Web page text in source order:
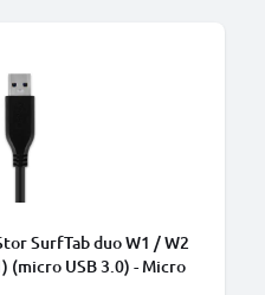
SurfTab duo W1 / W2
(micro USB 3.0) - Micro